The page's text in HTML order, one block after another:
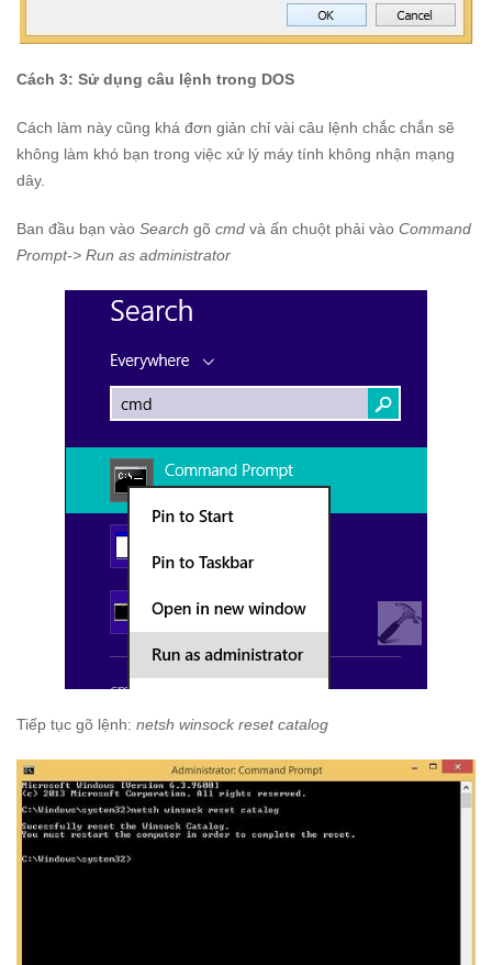
Cách 3: Sử dụng câu lệnh trong DOS
Cách làm này cũng khá đơn giản chỉ vài câu lệnh chắc chắn sẽ
không làm khó bạn trong việc xử lý máy tính không nhận mạng
dây.
Ban đầu bạn vào Search gõ cmd và ấn chuột phải vào Command
Prompt-> Run as administrator
Tiếp tục gõ lệnh: netsh winsock reset catalog